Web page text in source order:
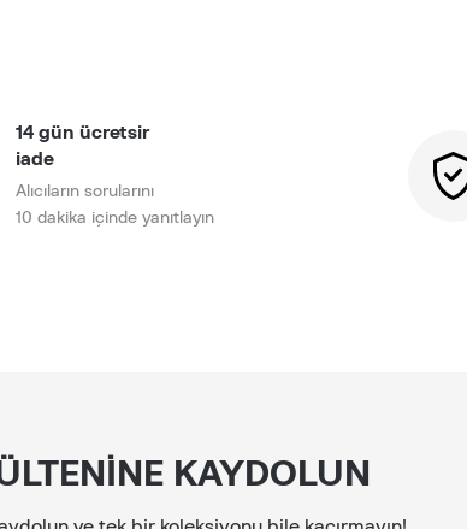
14 gün ücretsir
iade
Alıcıların sorularını
10 dakika içinde yanıtlayın
KAYDOLUN